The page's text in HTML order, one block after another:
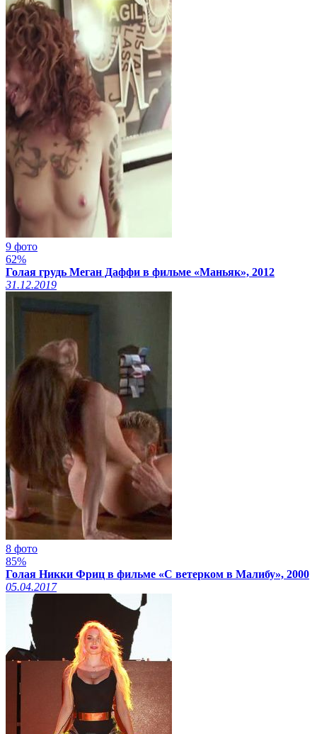
9 фото
62%
Голая грудь Меган Даффи в фильме «Маньяк», 2012
31.12.2019
8 фото
85%
Голая Никки Фриц в фильме «С ветерком в Малибу», 2000
05.04.2017